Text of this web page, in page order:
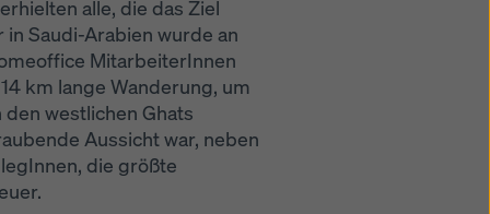
alle, die das Ziel
Saudi-Arabien wurde an
MitarbeiterInnen
km lange Wanderung, um
westlichen Ghats
Aussicht war, neben
die größte